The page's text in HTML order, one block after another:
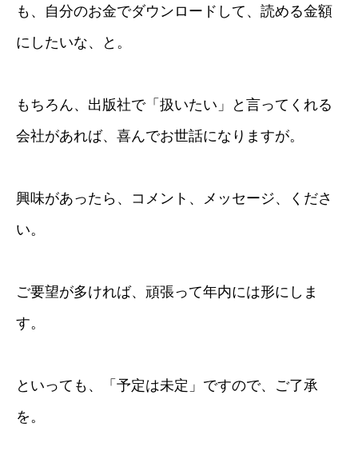
も、自分のお金でダウンロードして、読める金額
にしたいな、と。
もちろん、出版社で「扱いたい」と言ってくれる
会社があれば、喜んでお世話になりますが。
興味があったら、コメント、メッセージ、くださ
い。
ご要望が多ければ、頑張って年内には形にしま
す。
といっても、「予定は未定」ですので、ご了承
を。